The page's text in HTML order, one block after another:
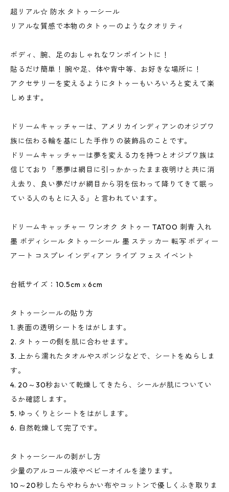
超リアル☆ 防水 タトゥーシール
リアルな質感で本物のタトゥーのようなクオリティ
ボディ、腕、足のおしゃれなワンポイントに！
貼るだけ簡単！ 腕や足、体や背中等、お好きな場所に！
アクセサリーを変えるようにタトゥーもいろいろと変えて楽
しめます。
ドリームキャッチャーは、アメリカインディアンのオジブワ
族に伝わる輪を基にした手作りの装飾品のことです。
ドリームキャッチャーは夢を変える力を持つとオジブワ族は
信じており「悪夢は網目に引っかかったまま夜明けと共に消
え去り、良い夢だけが網目から羽を伝わって降りてきて眠っ
ている人のもとに入る」と言われています。
ドリームキャッチャー ワンオク タトゥー TATOO 刺青 入れ
墨 ボディシール タトゥーシール 墨 ステッカー 転写 ボディー
アート コスプレ インディアン ライブ フェス イベント
台紙サイズ：10.5cmｘ6cm
タトゥーシールの貼り方
1. 表面の透明シートをはがします。
2. タトゥーの側を肌に合わせます。
3. 上から濡れたタオルやスポンジなどで、シートをぬらしま
す。
4. 20～30秒おいて乾燥してきたら、シールが肌についてい
るか確認します。
5. ゆっくりとシートをはがします。
6. 自然乾燥して完了です。
タトゥーシールの剥がし方
少量のアルコール液やベビーオイルを塗ります。
10～20秒したらやわらかい布やコットンで優しくふき取りま